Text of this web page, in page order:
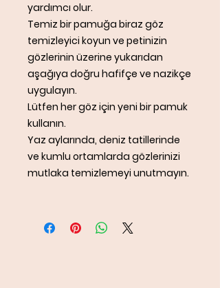
yardımcı olur.
Temiz bir pamuğa biraz göz
temizleyici koyun ve petinizin
gözlerinin üzerine yukarıdan
aşağıya doğru hafifçe ve nazikçe
uygulayın.
Lütfen her göz için yeni bir pamuk
kullanın.
Yaz aylarında, deniz tatillerinde
ve kumlu ortamlarda gözlerinizi
mutlaka temizlemeyi unutmayın.